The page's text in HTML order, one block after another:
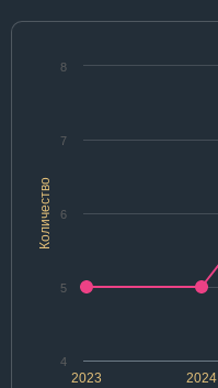
Количество
2024
2023
5
6
7
4
8